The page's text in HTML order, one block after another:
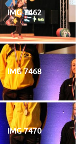
IMG 7462
IMG 7468
IMG 7470